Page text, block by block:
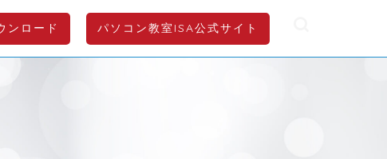
ンロード パソコン教室ISA公式サイト